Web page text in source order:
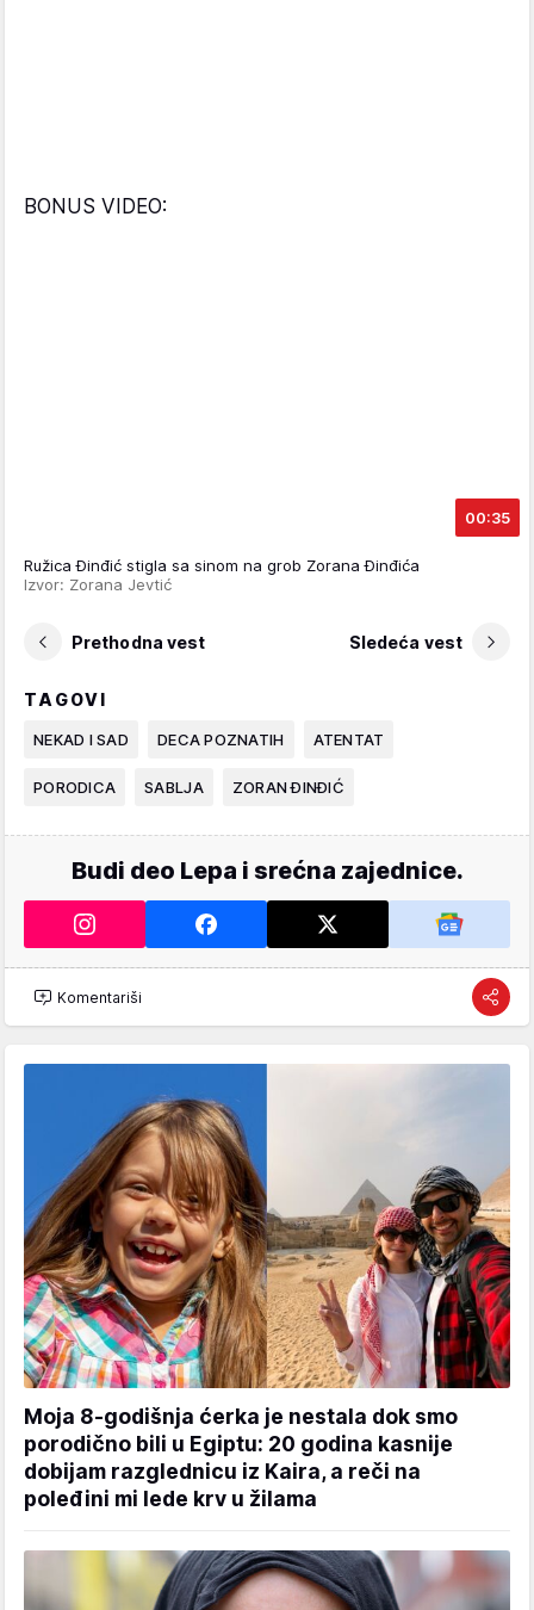
BONUS VIDEO:
00:35
Ružica Đinđić stigla sa sinom na grob Zorana Đinđića
Izvor: Zorana Jevtić
Prethodna vest Sledeća vest
TAGOVI
NEKAD I SAD DECA POZNATIH ATENTAT
PORODICA SABLJA ZORAN ĐINĐIĆ
Budi deo Lepa i srećna zajednice.
Komentariši
Moja 8-godišnja ćerka je nestala dok smo
porodično bili u Egiptu: 20 godina kasnije
dobijam razglednicu iz Kaira, a reči na
poleđini mi lede krv u žilama